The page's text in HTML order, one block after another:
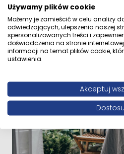
PŁYTKI - BAZA WIEDZY
Płytki na ogrzewanie
fuga i dylatacje
Używamy plików cookie
Możemy je zamieścić w celu analizy
odwiedzających, ulepszenia naszej
spersonalizowanych treści i
doświadczenia na stronie
informacji na temat plików cookie,
ustawienia.
Akceptuj